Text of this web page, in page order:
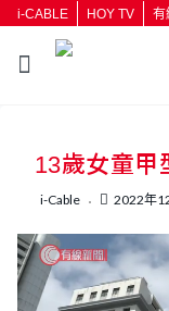
i-CABLE HOY TV 有
13歲女童
i-Cable 2022年